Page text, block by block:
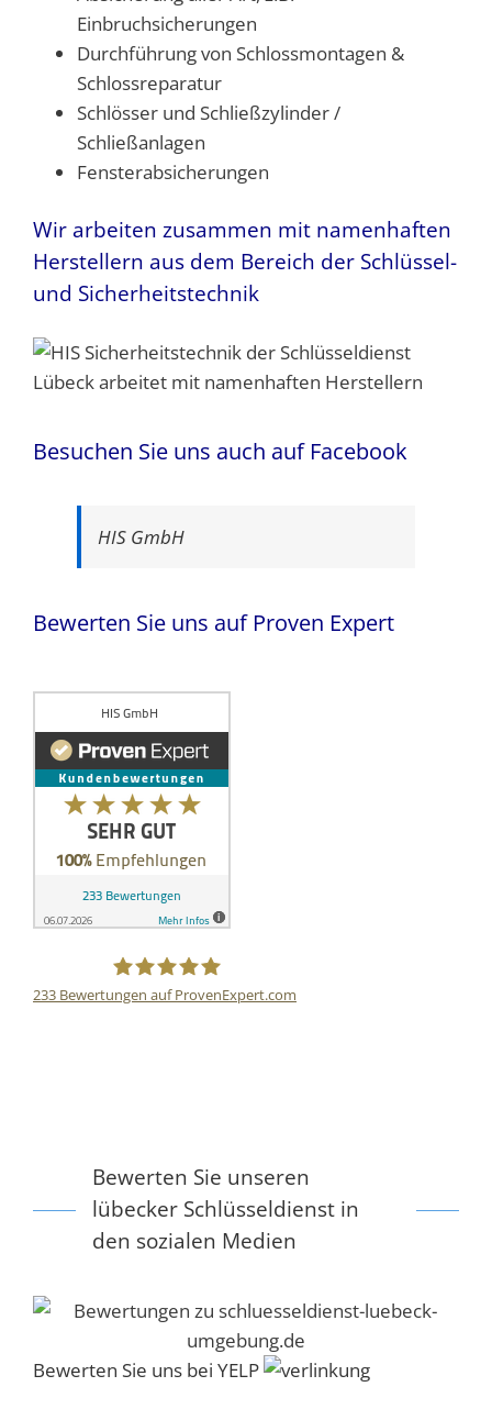
Einbruchsicherungen
Durchführung von Schlossmontagen &
Schlossreparatur
Schlösser und Schließzylinder /
Schließanlagen
Fensterabsicherungen
Wir arbeiten zusammen mit namen­haften
Herstellern aus dem Bereich der Schlüssel-
und Sicherheitstechnik
Besuchen Sie uns auch auf Facebook
HIS GmbH
Bewerten Sie uns auf Proven Expert
233 Bewertungen auf ProvenExpert.com
Bewerten Sie unseren
lübecker Schlüsseldienst in
den sozialen Medien
Bewerten Sie uns bei YELP